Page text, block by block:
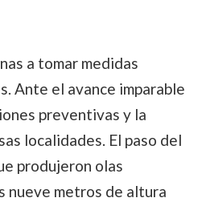
a tomar medidas
Ante el avance imparable
preventivas y la
localidades. El paso del
produjeron olas
nueve metros de altura